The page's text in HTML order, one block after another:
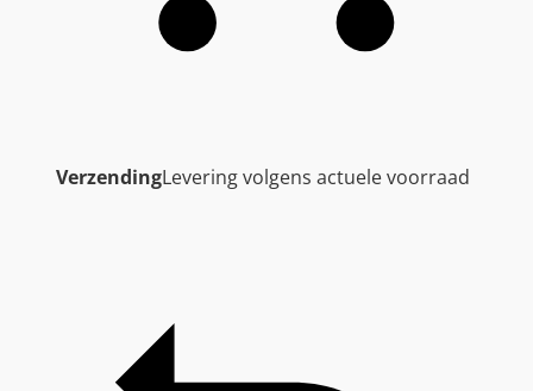
VerzendingLevering volgens actuele voorraad